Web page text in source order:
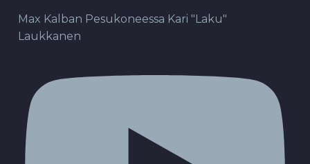
Max Kalban Pesukoneessa Kari "Laku"
Laukkanen